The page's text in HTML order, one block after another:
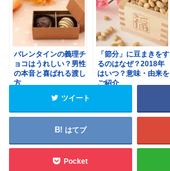
バレンタインの義理チ
ョコはうれしい？男性
の本音と喜ばれる渡し
方
「節分」に豆まきをす
るのはなぜ？2018年
はいつ？意味・由来を
ご紹介
ツイート
はてブ
Pocket